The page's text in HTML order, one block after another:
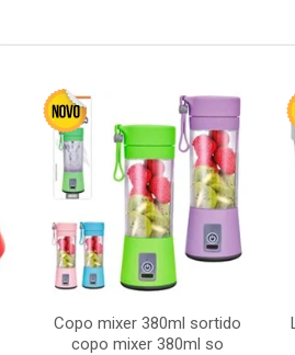
Copo mixer 380ml sortido
copo mixer 380ml so